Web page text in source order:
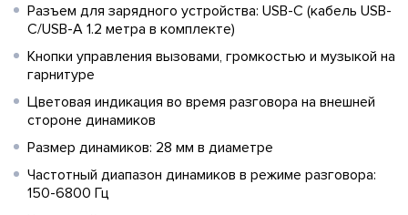
Разъем для зарядного устройства: USB-C (кабель USB-
C/USB-A 1.2 метра в комплекте)
Кнопки управления вызовами, громкостью и музыкой на
гарнитуре
Цветовая индикация во время разговора на внешней
стороне динамиков
Размер динамиков: 28 мм в диаметре
Частотный диапазон динамиков в режиме разговора:
150-6800 Гц